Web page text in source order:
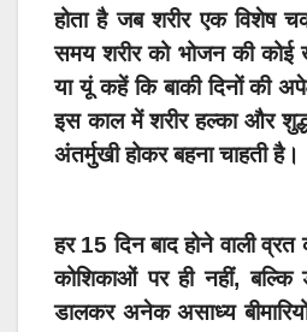
होता है जब शरीर एक विशेष
समय शरीर को भोजन की कोई
या यूं कहें कि बाकी दिनों की
इस काल में शरीर हल्का और शुद्ध
अंतर्मुखी होकर बहना चाहती है।
हर 15 दिन बाद होने वाली
कोशिकाओं पर ही नहीं, बल्कि
डालकर अनेक असाध्य